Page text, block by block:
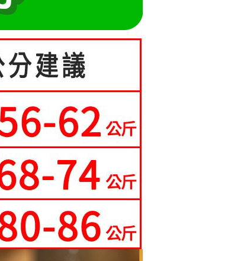
份有限公司提供之「AFTEE先享後付」服務完成之
範圍內提供個人資料，並將交易相關給付款項請
份有限公司。
事宜，請瀏覽以下網址：
先徵得法定代理人或監護人之同意方可使用
後付」時，將依據個別帳號之用戶狀況，依本公司
限額度；若仍有額度不足之情形，本公司將視審查
認證。
帳號或使用他人資訊註冊。若發現惡意使用之情
司將有權停止該用戶之使用額度並採取法律行
含以上)免運費
含以上)免運費
含以上)免運費